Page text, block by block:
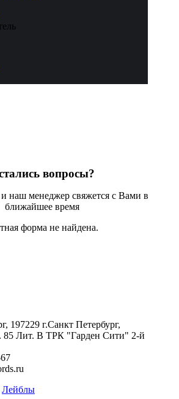
вопросы?
наш менеджер свяжется с Вами в
ближайшее время
форма не найдена.
197229 г.Санкт Петербург,
85 Лит. B ТРК "Гарден Сити" 2-й
Лейблы